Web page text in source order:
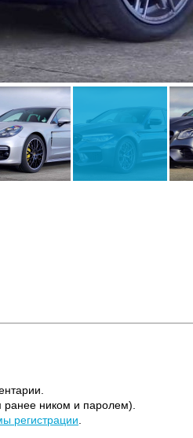
ником и паролем).
регистрации